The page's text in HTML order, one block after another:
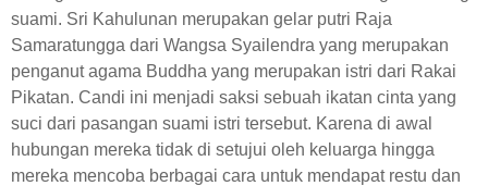
suami. Sri Kahulunan merupakan gelar putri Raja
Samaratungga dari Wangsa Syailendra yang merupakan
penganut agama Buddha yang merupakan istri dari Rakai
Pikatan. Candi ini menjadi saksi sebuah ikatan cinta yang
suci dari pasangan suami istri tersebut. Karena di awal
hubungan mereka tidak di setujui oleh keluarga hingga
mereka mencoba berbagai cara untuk mendapat restu dan